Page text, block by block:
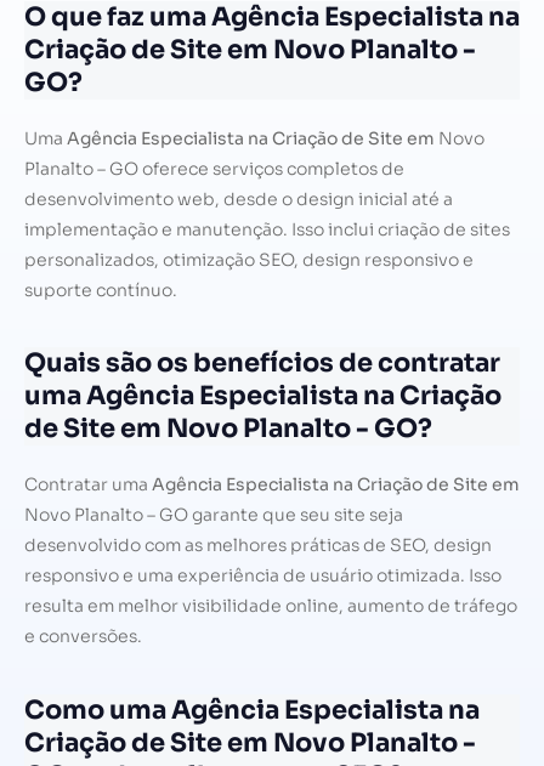
O que faz uma Agência Especialista na
Criação de Site em Novo Planalto -
GO?
Uma Agência Especialista na Criação de Site em Novo
Planalto – GO oferece serviços completos de
desenvolvimento web, desde o design inicial até a
implementação e manutenção. Isso inclui criação de sites
personalizados, otimização SEO, design responsivo e
suporte contínuo.
Quais são os benefícios de contratar
uma Agência Especialista na Criação
de Site em Novo Planalto - GO?
Contratar uma Agência Especialista na Criação de Site em
Novo Planalto – GO garante que seu site seja
desenvolvido com as melhores práticas de SEO, design
responsivo e uma experiência de usuário otimizada. Isso
resulta em melhor visibilidade online, aumento de tráfego
e conversões.
Como uma Agência Especialista na
Criação de Site em Novo Planalto -